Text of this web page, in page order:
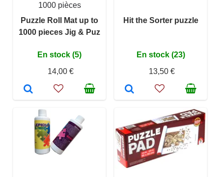
1000 pièces
Puzzle Roll Mat up to
1000 pieces Jig & Puz
En stock (5)
14,00 €
Hit the Sorter puzzle
En stock (23)
13,50 €